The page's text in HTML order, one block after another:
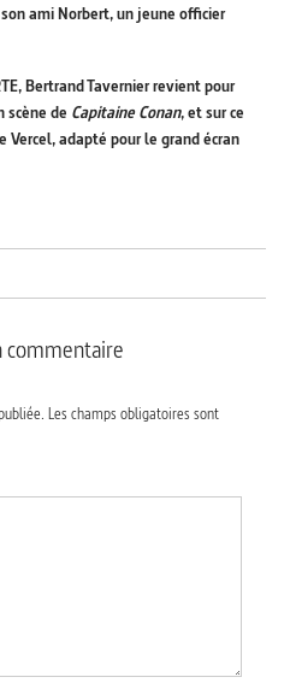
ami Norbert, un jeune officier
Bertrand Tavernier revient pour
scène de Capitaine Conan, et sur ce
Vercel, adapté pour le grand écran
commentaire
Les champs obligatoires sont